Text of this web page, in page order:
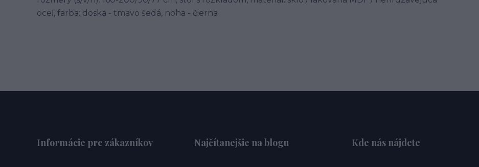
oceľ, farba: doska - tmavo šedá, noha - čierna
Informácie pre zákazníkov Najčítanejšie na blogu Kde nás nájdete